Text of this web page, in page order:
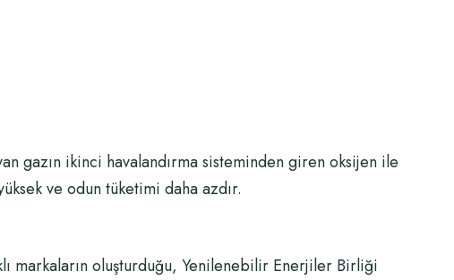
gazın ikinci havalandırma sisteminden giren oksijen ile
ve odun tüketimi daha azdır.
markaların oluşturduğu, Yenilenebilir Enerjiler Birliği